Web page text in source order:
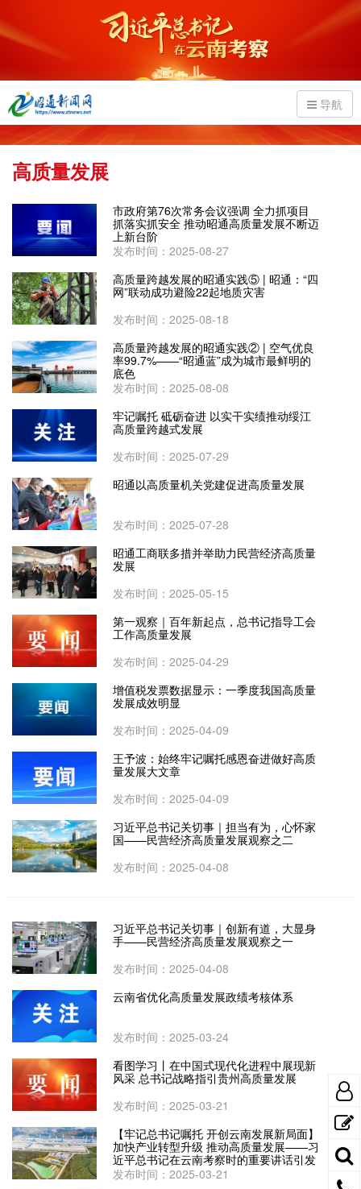
导航
高质量发展
市政府第76次常务会议强调 全力抓项目
抓落实抓安全 推动昭通高质量发展不断迈
上新台阶
发布时间：2025-08-27
高质量跨越发展的昭通实践⑤ | 昭通：“四
网”联动成功避险22起地质灾害
发布时间：2025-08-18
高质量跨越发展的昭通实践② | 空气优良
率99.7%——“昭通蓝”成为城市最鲜明的
底色
发布时间：2025-08-08
牢记嘱托 砥砺奋进 以实干实绩推动绥江
高质量跨越式发展
发布时间：2025-07-29
昭通以高质量机关党建促进高质量发展
发布时间：2025-07-28
昭通工商联多措并举助力民营经济高质量
发展
发布时间：2025-05-15
第一观察｜百年新起点，总书记指导工会
工作高质量发展
发布时间：2025-04-29
增值税发票数据显示：一季度我国高质量
发展成效明显
发布时间：2025-04-09
王予波：始终牢记嘱托感恩奋进做好高质
量发展大文章
发布时间：2025-04-09
习近平总书记关切事｜担当有为，心怀家
国——民营经济高质量发展观察之二
发布时间：2025-04-08
习近平总书记关切事｜创新有道，大显身
手——民营经济高质量发展观察之一
发布时间：2025-04-08
云南省优化高质量发展政绩考核体系
发布时间：2025-03-24
看图学习丨在中国式现代化进程中展现新
风采 总书记战略指引贵州高质量发展
发布时间：2025-03-21
【牢记总书记嘱托 开创云南发展新局面】
加快产业转型升级 推动高质量发展——习
近平总书记在云南考察时的重要讲话引发
全省干部群众热烈反响
发布时间：2025-03-21